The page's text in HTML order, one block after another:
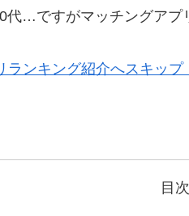
代…ですがマッチングアプ
ランキング紹介へスキップ
目次